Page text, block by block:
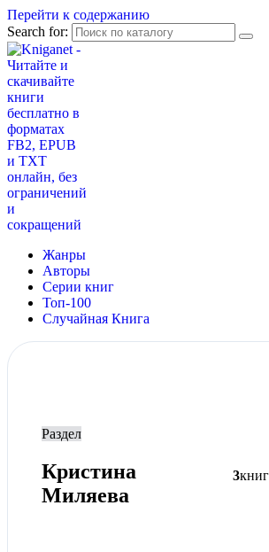
Перейти к содержанию
Search for:
Жанры
Авторы
Серии книг
Топ-100
Случайная Книга
Раздел
Кристина
Миляева
3книг